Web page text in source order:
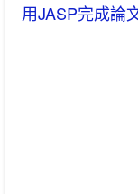
用JASP完成論